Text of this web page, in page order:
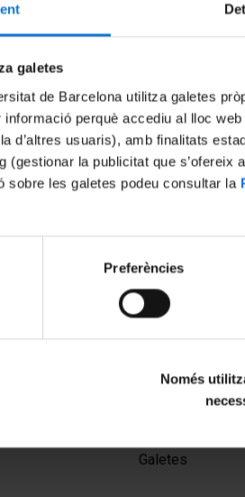
galetes
de Barcelona utilitza galetes
perquè accediu al lloc
d’altres usuaris), amb finalitats
(gestionar la publicitat que
sobre les galetes podeu consultar la
Preferències
Només
and physicists study Roman
Galetes